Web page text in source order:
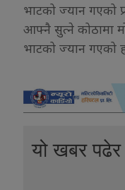
भाटको ज्यान गएको
आफ्नै सुत्ने कोठामा
भाटको ज्यान गएको
यो खबर